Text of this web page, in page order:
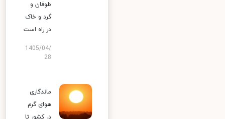
طوفان و
گرد و خاک
در راه است
1405/04/
28
ماندگاری
هوای گرم
در کشور تا